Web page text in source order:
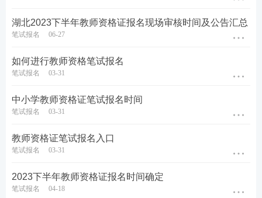
湖北2023下半年教师资格证报名现场审核时间及公告汇总
笔试报名 06-27
如何进行教师资格笔试报名
笔试报名 03-31
中小学教师资格证笔试报名时间
笔试报名 03-31
教师资格证笔试报名入口
笔试报名 03-31
2023下半年教师资格证报名时间确定
笔试报名 04-18